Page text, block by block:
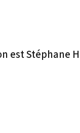
Stéphane